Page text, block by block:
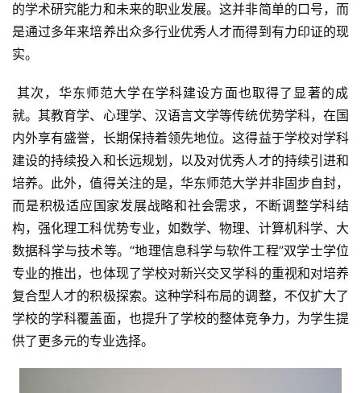
的学术研究能力和未来的职业发展。这并非简单的口号，而
是通过多年来培养出众多行业优秀人才而得到有力印证的现
实。
其次，华东师范大学在学科建设方面也取得了显著的成
就。其教育学、心理学、汉语言文学等传统优势学科，在国
内外享有盛誉，长期保持着领先地位。这得益于学校对学科
建设的持续投入和长远规划，以及对优秀人才的持续引进和
培养。此外，值得关注的是，华东师范大学并非固步自封，
而是积极适应国家发展战略和社会需求，不断调整学科结
构，强化理工科优势专业，如数学、物理、计算机科学、大
数据科学与技术等。“地理信息科学与软件工程”双学士学位
专业的推出，也体现了学校对新兴交叉学科的重视和对培养
复合型人才的积极探索。这种学科布局的调整，不仅扩大了
学校的学科覆盖面，也提升了学校的整体竞争力，为学生提
供了更多元的专业选择。